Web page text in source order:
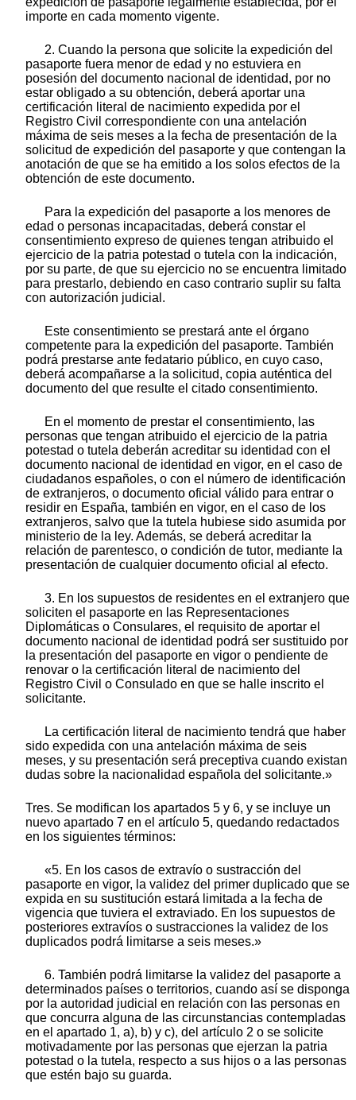
importe en cada momento vigente.
2. Cuando la persona que solicite la expedición del
pasaporte fuera menor de edad y no estuviera en
posesión del documento nacional de identidad, por no
estar obligado a su obtención, deberá aportar una
certificación literal de nacimiento expedida por el
Registro Civil correspondiente con una antelación
máxima de seis meses a la fecha de presentación de la
solicitud de expedición del pasaporte y que contengan la
anotación de que se ha emitido a los solos efectos de la
obtención de este documento.
Para la expedición del pasaporte a los menores de
edad o personas incapacitadas, deberá constar el
consentimiento expreso de quienes tengan atribuido el
ejercicio de la patria potestad o tutela con la indicación,
por su parte, de que su ejercicio no se encuentra limitado
para prestarlo, debiendo en caso contrario suplir su falta
con autorización judicial.
Este consentimiento se prestará ante el órgano
competente para la expedición del pasaporte. También
podrá prestarse ante fedatario público, en cuyo caso,
deberá acompañarse a la solicitud, copia auténtica del
documento del que resulte el citado consentimiento.
En el momento de prestar el consentimiento, las
personas que tengan atribuido el ejercicio de la patria
potestad o tutela deberán acreditar su identidad con el
documento nacional de identidad en vigor, en el caso de
ciudadanos españoles, o con el número de identificación
de extranjeros, o documento oficial válido para entrar o
residir en España, también en vigor, en el caso de los
extranjeros, salvo que la tutela hubiese sido asumida por
ministerio de la ley. Además, se deberá acreditar la
relación de parentesco, o condición de tutor, mediante la
presentación de cualquier documento oficial al efecto.
3. En los supuestos de residentes en el extranjero que
soliciten el pasaporte en las Representaciones
Diplomáticas o Consulares, el requisito de aportar el
documento nacional de identidad podrá ser sustituido por
la presentación del pasaporte en vigor o pendiente de
renovar o la certificación literal de nacimiento del
Registro Civil o Consulado en que se halle inscrito el
solicitante.
La certificación literal de nacimiento tendrá que haber
sido expedida con una antelación máxima de seis
meses, y su presentación será preceptiva cuando existan
dudas sobre la nacionalidad española del solicitante.»
Tres. Se modifican los apartados 5 y 6, y se incluye un
nuevo apartado 7 en el artículo 5, quedando redactados
en los siguientes términos:
«5. En los casos de extravío o sustracción del
pasaporte en vigor, la validez del primer duplicado que se
expida en su sustitución estará limitada a la fecha de
vigencia que tuviera el extraviado. En los supuestos de
posteriores extravíos o sustracciones la validez de los
duplicados podrá limitarse a seis meses.»
6. También podrá limitarse la validez del pasaporte a
determinados países o territorios, cuando así se disponga
por la autoridad judicial en relación con las personas en
que concurra alguna de las circunstancias contempladas
en el apartado 1, a), b) y c), del artículo 2 o se solicite
motivadamente por las personas que ejerzan la patria
potestad o la tutela, respecto a sus hijos o a las personas
que estén bajo su guarda.